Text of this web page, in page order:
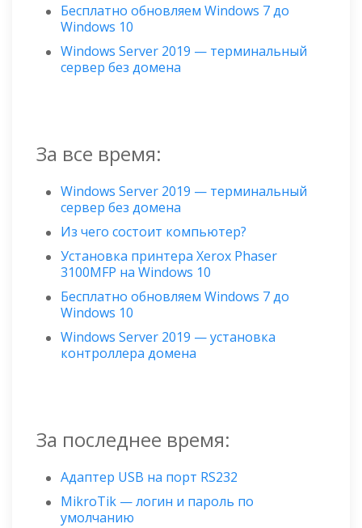
Бесплатно обновляем Windows 7 до
Windows 10
Windows Server 2019 — терминальный
сервер без домена
За все время:
Windows Server 2019 — терминальный
сервер без домена
Из чего состоит компьютер?
Установка принтера Xerox Phaser
3100MFP на Windows 10
Бесплатно обновляем Windows 7 до
Windows 10
Windows Server 2019 — установка
контроллера домена
За последнее время:
Адаптер USB на порт RS232
MikroTik — логин и пароль по
умолчанию